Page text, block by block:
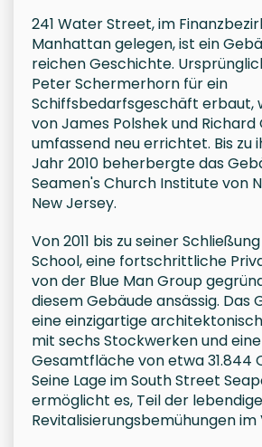
241 Water Street, im
Manhattan gelegen, ist ein
reichen Geschichte.
Peter Schermerhorn für ein
Schiffsbedarfsgeschäft erbaut,
von James Polshek und
umfassend neu errichtet. Bis zu
Jahr 2010 beherbergte das
Seamen's Church Institute von
New Jersey.
Von 2011 bis zu seiner
School, eine fortschrittliche
von der Blue Man Group
diesem Gebäude ansässig. Das
eine einzigartige
mit sechs Stockwerken und
Gesamtfläche von etwa 31.844
Seine Lage im South Street
ermöglicht es, Teil der
Revitalisierungsbemühungen im